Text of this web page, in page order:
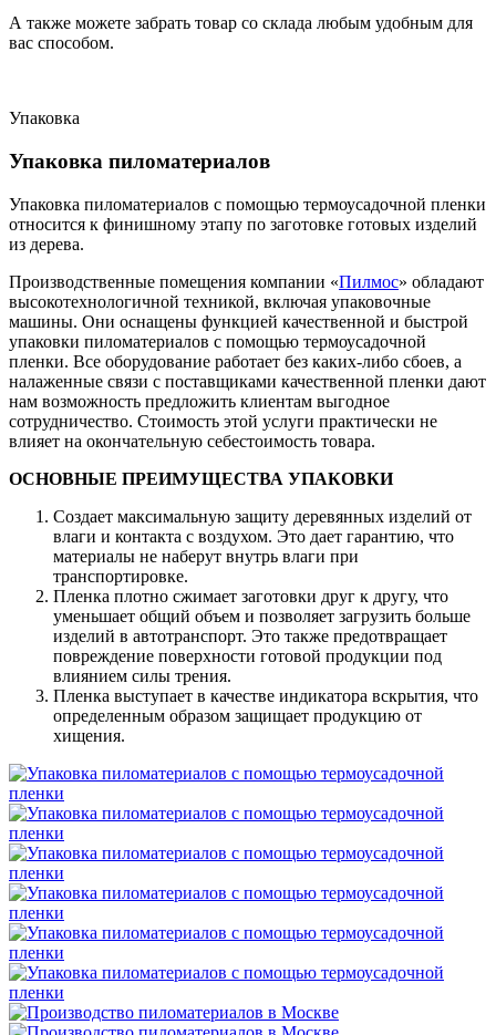
А также можете забрать товар со склада любым удобным для
вас способом.
Упаковка
Упаковка пиломатериалов
Упаковка пиломатериалов с помощью термоусадочной пленки
относится к финишному этапу по заготовке готовых изделий
из дерева.
Производственные помещения компании «Пилмос» обладают
высокотехнологичной техникой, включая упаковочные
машины. Они оснащены функцией качественной и быстрой
упаковки пиломатериалов с помощью термоусадочной
пленки. Все оборудование работает без каких-либо сбоев, а
налаженные связи с поставщиками качественной пленки дают
нам возможность предложить клиентам выгодное
сотрудничество. Стоимость этой услуги практически не
влияет на окончательную себестоимость товара.
ОСНОВНЫЕ ПРЕИМУЩЕСТВА УПАКОВКИ
Создает максимальную защиту деревянных изделий от
влаги и контакта с воздухом. Это дает гарантию, что
материалы не наберут внутрь влаги при
транспортировке.
Пленка плотно сжимает заготовки друг к другу, что
уменьшает общий объем и позволяет загрузить больше
изделий в автотранспорт. Это также предотвращает
повреждение поверхности готовой продукции под
влиянием силы трения.
Пленка выступает в качестве индикатора вскрытия, что
определенным образом защищает продукцию от
хищения.